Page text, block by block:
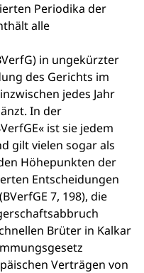
Periodika der
alle
in ungekürzter
des Gerichts im
jedes Jahr
In der
ist sie jedem
gilt vielen sogar als
Höhepunkten der
Entscheidungen
7, 198), die
Brüter in Kalkar
Verträgen von